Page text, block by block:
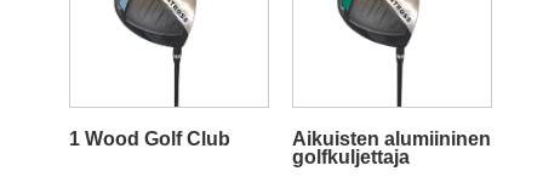
1 Wood Golf Club
Aikuisten alumiininen
golfkuljettaja